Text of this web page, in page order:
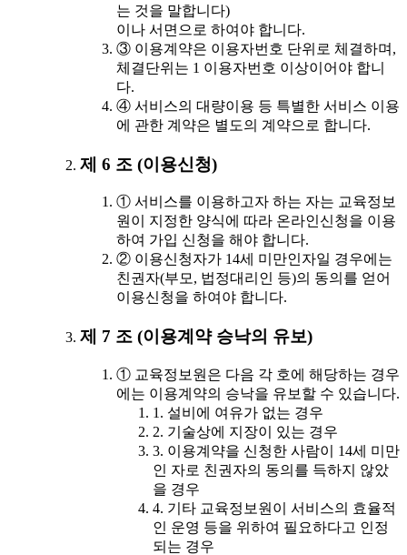
는 것을 말합니다)
이나 서면으로 하여야 합니다.
③ 이용계약은 이용자번호 단위로 체결하며,
체결단위는 1 이용자번호 이상이어야 합니
다.
④ 서비스의 대량이용 등 특별한 서비스 이용
에 관한 계약은 별도의 계약으로 합니다.
제 6 조 (이용신청)
① 서비스를 이용하고자 하는 자는 교육정보
원이 지정한 양식에 따라 온라인신청을 이용
하여 가입 신청을 해야 합니다.
② 이용신청자가 14세 미만인자일 경우에는
친권자(부모, 법정대리인 등)의 동의를 얻어
이용신청을 하여야 합니다.
제 7 조 (이용계약 승낙의 유보)
① 교육정보원은 다음 각 호에 해당하는 경우
에는 이용계약의 승낙을 유보할 수 있습니다.
1. 설비에 여유가 없는 경우
2. 기술상에 지장이 있는 경우
3. 이용계약을 신청한 사람이 14세 미만
인 자로 친권자의 동의를 득하지 않았
을 경우
4. 기타 교육정보원이 서비스의 효율적
인 운영 등을 위하여 필요하다고 인정
되는 경우